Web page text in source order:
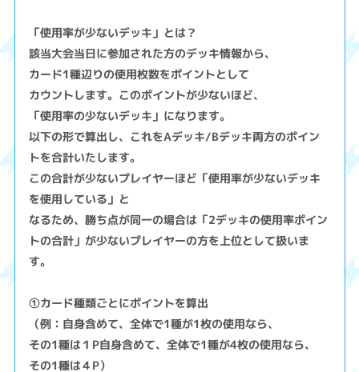
「使用率が少ないデッキ」とは？
該当大会当日に参加された方のデッキ情報から、
カード1種辺りの使用枚数をポイントとして
カウントします。このポイントが少ないほど、
「使用率の少ないデッキ」になります。
以下の形で算出し、これをAデッキ/Bデッキ両方のポイン
トを合計いたします。
この合計が少ないプレイヤーほど「使用率が少ないデッキ
を使用している」と
なるため、勝ち点が同一の場合は「2デッキの使用率ポイン
トの合計」が少ないプレイヤーの方を上位として扱いま
す。
①カード種類ごとにポイントを算出
（例：自身含めて、全体で1種が1枚の使用なら、
その1種は１P自身含めて、全体で1種が4枚の使用なら、
その1種は４P）